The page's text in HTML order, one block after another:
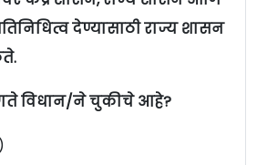
देण्यासाठी राज्य शासन
विधान/ने चुकीचे आहे?